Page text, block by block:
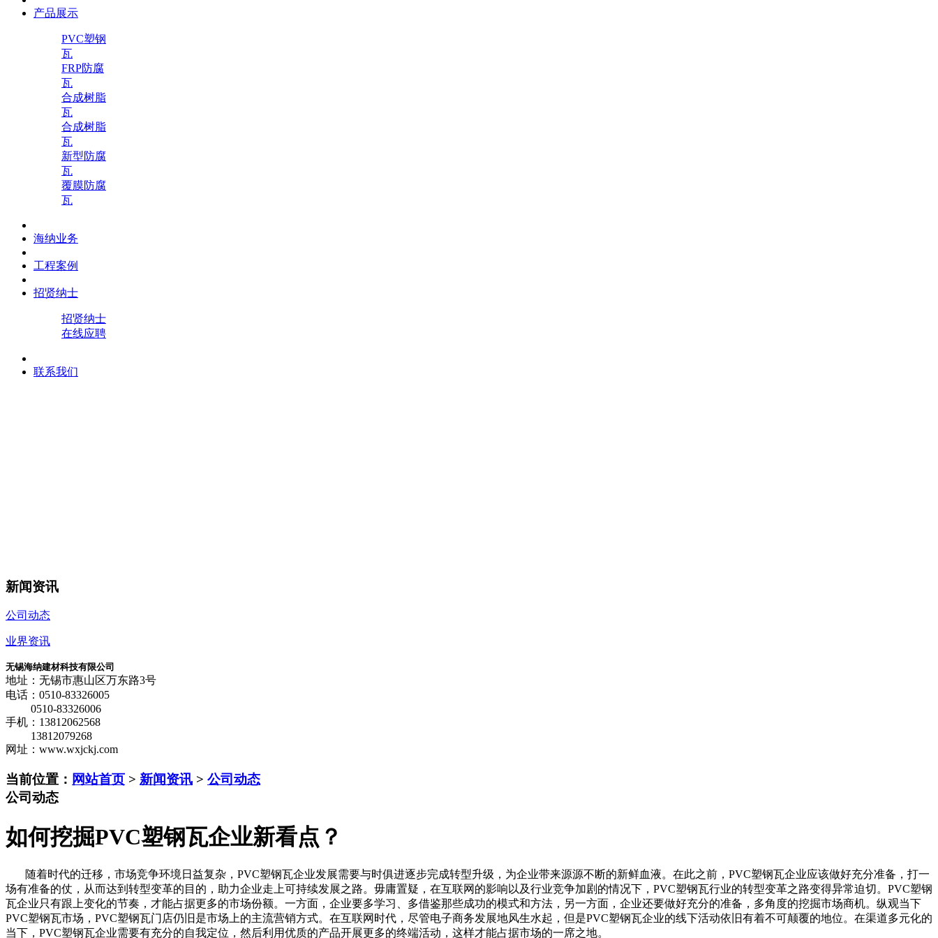
产品展示
PVC塑钢
瓦
FRP防腐
瓦
合成树脂
瓦
合成树脂
瓦
新型防腐
瓦
覆膜防腐
瓦
海纳业务
工程案例
招贤纳士
招贤纳士
在线应聘
联系我们
新闻资讯
公司动态
业界资讯
无锡海纳建材科技有限公司
地址：无锡市惠山区万东路3号
电话：0510-83326005
0510-83326006
手机：13812062568
13812079268
网址：www.wxjckj.com
当前位置： 网站首页 > 新闻资讯 > 公司动态
公司动态
如何挖掘PVC塑钢瓦企业新看点？
随着时代的迁移，市场竞争环境日益复杂，PVC塑钢瓦企业发展需要与时俱进逐步完成转型升级，为企业带来源源不断的新鲜血液。在此之前，PVC塑钢瓦企业应该做好充分准备，打一
场有准备的仗，从而达到转型变革的目的，助力企业走上可持续发展之路。毋庸置疑，在互联网的影响以及行业竞争加剧的情况下，PVC塑钢瓦行业的转型变革之路变得异常迫切。PVC塑钢
瓦企业只有跟上变化的节奏，才能占据更多的市场份额。一方面，企业要多学习、多借鉴那些成功的模式和方法，另一方面，企业还要做好充分的准备，多角度的挖掘市场商机。纵观当下
PVC塑钢瓦市场，PVC塑钢瓦门店仍旧是市场上的主流营销方式。在互联网时代，尽管电子商务发展地风生水起，但是PVC塑钢瓦企业的线下活动依旧有着不可颠覆的地位。在渠道多元化的
当下，PVC塑钢瓦企业需要有充分的自我定位，然后利用优质的产品开展更多的终端活动，这样才能占据市场的一席之地。